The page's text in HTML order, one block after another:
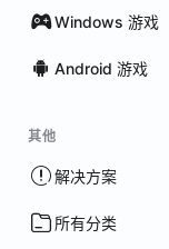
Windows 游戏
Android 游戏
其他
解决方案
所有分类